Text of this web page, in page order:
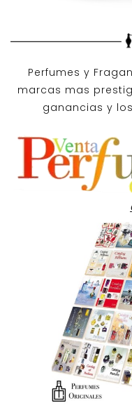
Perfumes y
marcas mas
ganancias y